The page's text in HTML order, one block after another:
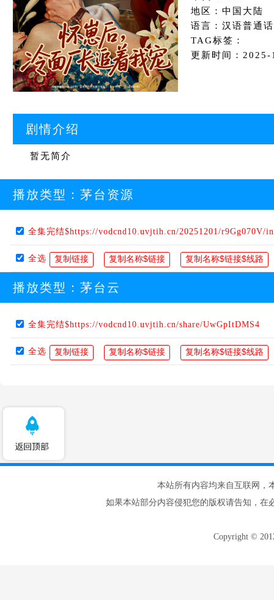
地区：中国大陆
语言：汉语普通话
TAG标签：
更新时间：
剧情介绍
暂无简介
播放类型： 茅台资源
全集完结$https://vodcnd10.uvjtih.cn/20251201/r9Gg070V/
全选
播放类型： 茅台云
全集完结$https://vodcnd10.uvjtih.cn/share/UwGpItDMS4
全选
本站所有内容均来自互联网，
如果本站部分内容侵犯您的版权请告知，在
Copyright ©